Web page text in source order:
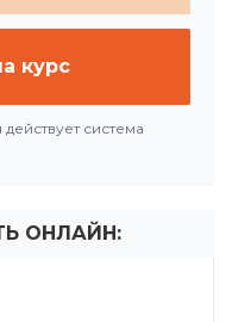
курс
система
ОНЛАЙН: